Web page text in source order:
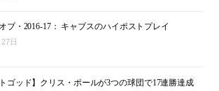
ブ・2016-17： キャブスのハイポストプレイ
日
トゴッド】クリス・ポールが3つの球団で17連勝達成